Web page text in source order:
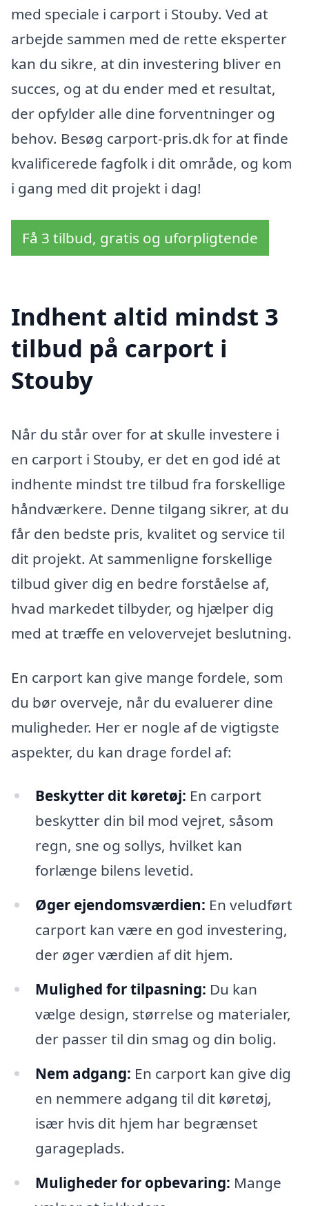
med speciale i carport i Stouby. Ved at
arbejde sammen med de rette eksperter
kan du sikre, at din investering bliver en
succes, og at du ender med et resultat,
der opfylder alle dine forventninger og
behov. Besøg carport-pris.dk for at finde
kvalificerede fagfolk i dit område, og kom
i gang med dit projekt i dag!
Få 3 tilbud, gratis og uforpligtende
Indhent altid mindst 3
tilbud på carport i
Stouby
Når du står over for at skulle investere i
en carport i Stouby, er det en god idé at
indhente mindst tre tilbud fra forskellige
håndværkere. Denne tilgang sikrer, at du
får den bedste pris, kvalitet og service til
dit projekt. At sammenligne forskellige
tilbud giver dig en bedre forståelse af,
hvad markedet tilbyder, og hjælper dig
med at træffe en velovervejet beslutning.
En carport kan give mange fordele, som
du bør overveje, når du evaluerer dine
muligheder. Her er nogle af de vigtigste
aspekter, du kan drage fordel af:
Beskytter dit køretøj: En carport
beskytter din bil mod vejret, såsom
regn, sne og sollys, hvilket kan
forlænge bilens levetid.
Øger ejendomsværdien: En veludført
carport kan være en god investering,
der øger værdien af dit hjem.
Mulighed for tilpasning: Du kan
vælge design, størrelse og materialer,
der passer til din smag og din bolig.
Nem adgang: En carport kan give dig
en nemmere adgang til dit køretøj,
især hvis dit hjem har begrænset
garageplads.
Muligheder for opbevaring: Mange